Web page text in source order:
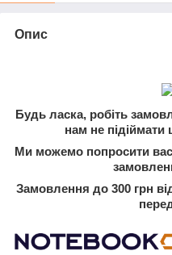
Опис
Будь ласка, робіть
нам не підіймати
Ми можемо попросити вас
Замовлення до 300 грн